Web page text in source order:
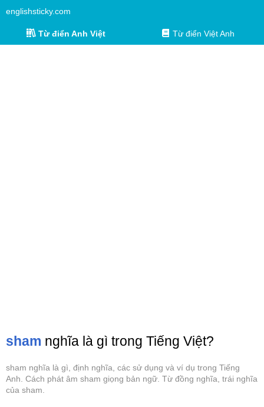
englishsticky.com
Từ điển Anh Việt Từ điển Việt Anh
sham nghĩa là gì trong Tiếng Việt?
sham nghĩa là gì, định nghĩa, các sử dụng và ví dụ trong Tiếng
Anh. Cách phát âm sham giọng bản ngữ. Từ đồng nghĩa, trái nghĩa
của sham.